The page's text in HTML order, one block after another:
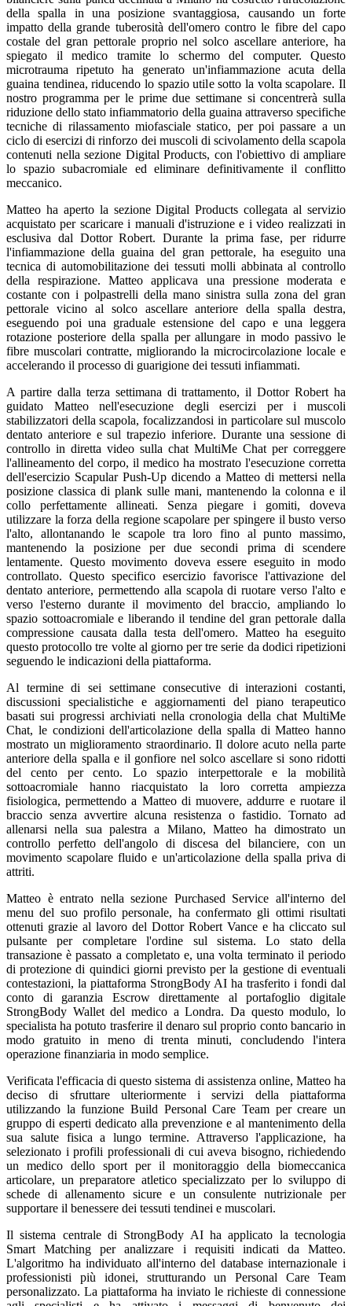
della spalla in una posizione svantaggiosa, causando un forte
impatto della grande tuberosità dell'omero contro le fibre del capo
costale del gran pettorale proprio nel solco ascellare anteriore, ha
spiegato il medico tramite lo schermo del computer. Questo
microtrauma ripetuto ha generato un'infiammazione acuta della
guaina tendinea, riducendo lo spazio utile sotto la volta scapolare. Il
nostro programma per le prime due settimane si concentrerà sulla
riduzione dello stato infiammatorio della guaina attraverso specifiche
tecniche di rilassamento miofasciale statico, per poi passare a un
ciclo di esercizi di rinforzo dei muscoli di scivolamento della scapola
contenuti nella sezione Digital Products, con l'obiettivo di ampliare
lo spazio subacromiale ed eliminare definitivamente il conflitto
meccanico.
Matteo ha aperto la sezione Digital Products collegata al servizio
acquistato per scaricare i manuali d'istruzione e i video realizzati in
esclusiva dal Dottor Robert. Durante la prima fase, per ridurre
l'infiammazione della guaina del gran pettorale, ha eseguito una
tecnica di automobilitazione dei tessuti molli abbinata al controllo
della respirazione. Matteo applicava una pressione moderata e
costante con i polpastrelli della mano sinistra sulla zona del gran
pettorale vicino al solco ascellare anteriore della spalla destra,
eseguendo poi una graduale estensione del capo e una leggera
rotazione posteriore della spalla per allungare in modo passivo le
fibre muscolari contratte, migliorando la microcircolazione locale e
accelerando il processo di guarigione dei tessuti infiammati.
A partire dalla terza settimana di trattamento, il Dottor Robert ha
guidato Matteo nell'esecuzione degli esercizi per i muscoli
stabilizzatori della scapola, focalizzandosi in particolare sul muscolo
dentato anteriore e sul trapezio inferiore. Durante una sessione di
controllo in diretta video sulla chat MultiMe Chat per correggere
l'allineamento del corpo, il medico ha mostrato l'esecuzione corretta
dell'esercizio Scapular Push-Up dicendo a Matteo di mettersi nella
posizione classica di plank sulle mani, mantenendo la colonna e il
collo perfettamente allineati. Senza piegare i gomiti, doveva
utilizzare la forza della regione scapolare per spingere il busto verso
l'alto, allontanando le scapole tra loro fino al punto massimo,
mantenendo la posizione per due secondi prima di scendere
lentamente. Questo movimento doveva essere eseguito in modo
controllato. Questo specifico esercizio favorisce l'attivazione del
dentato anteriore, permettendo alla scapola di ruotare verso l'alto e
verso l'esterno durante il movimento del braccio, ampliando lo
spazio sottoacromiale e liberando il tendine del gran pettorale dalla
compressione causata dalla testa dell'omero. Matteo ha eseguito
questo protocollo tre volte al giorno per tre serie da dodici ripetizioni
seguendo le indicazioni della piattaforma.
Al termine di sei settimane consecutive di interazioni costanti,
discussioni specialistiche e aggiornamenti del piano terapeutico
basati sui progressi archiviati nella cronologia della chat MultiMe
Chat, le condizioni dell'articolazione della spalla di Matteo hanno
mostrato un miglioramento straordinario. Il dolore acuto nella parte
anteriore della spalla e il gonfiore nel solco ascellare si sono ridotti
del cento per cento. Lo spazio interpettorale e la mobilità
sottoacromiale hanno riacquistato la loro corretta ampiezza
fisiologica, permettendo a Matteo di muovere, addurre e ruotare il
braccio senza avvertire alcuna resistenza o fastidio. Tornato ad
allenarsi nella sua palestra a Milano, Matteo ha dimostrato un
controllo perfetto dell'angolo di discesa del bilanciere, con un
movimento scapolare fluido e un'articolazione della spalla priva di
attriti.
Matteo è entrato nella sezione Purchased Service all'interno del
menu del suo profilo personale, ha confermato gli ottimi risultati
ottenuti grazie al lavoro del Dottor Robert Vance e ha cliccato sul
pulsante per completare l'ordine sul sistema. Lo stato della
transazione è passato a completato e, una volta terminato il periodo
di protezione di quindici giorni previsto per la gestione di eventuali
contestazioni, la piattaforma StrongBody AI ha trasferito i fondi dal
conto di garanzia Escrow direttamente al portafoglio digitale
StrongBody Wallet del medico a Londra. Da questo modulo, lo
specialista ha potuto trasferire il denaro sul proprio conto bancario in
modo gratuito in meno di trenta minuti, concludendo l'intera
operazione finanziaria in modo semplice.
Verificata l'efficacia di questo sistema di assistenza online, Matteo ha
deciso di sfruttare ulteriormente i servizi della piattaforma
utilizzando la funzione Build Personal Care Team per creare un
gruppo di esperti dedicato alla prevenzione e al mantenimento della
sua salute fisica a lungo termine. Attraverso l'applicazione, ha
selezionato i profili professionali di cui aveva bisogno, richiedendo
un medico dello sport per il monitoraggio della biomeccanica
articolare, un preparatore atletico specializzato per lo sviluppo di
schede di allenamento sicure e un consulente nutrizionale per
supportare il benessere dei tessuti tendinei e muscolari.
Il sistema centrale di StrongBody AI ha applicato la tecnologia
Smart Matching per analizzare i requisiti indicati da Matteo.
L'algoritmo ha individuato all'interno del database internazionale i
professionisti più idonei, strutturando un Personal Care Team
personalizzato. La piattaforma ha inviato le richieste di connessione